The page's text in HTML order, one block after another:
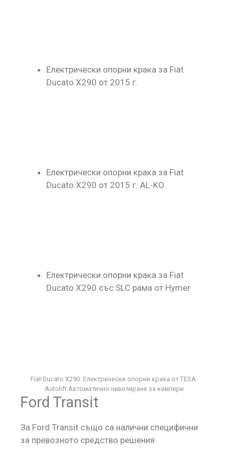
Електрически опорни крака за Fiat
Ducato X290 от 2015 г.
Електрически опорни крака за Fiat
Ducato X290 от 2015 г. AL-KO
Електрически опорни крака за Fiat
Ducato X290 със SLC рама от Hymer
Fiat Ducato X290. Електрически опорни крака от TESA.
Autolift Автоматично нивелиране за кемпери
Ford Transit
За Ford Transit също са налични специфични
за превозното средство решения: